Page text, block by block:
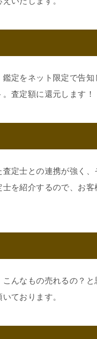
定をネット限定で告
査定額に還元します！
定士との連携が強く
を紹介するので、お
んなもの売れるの？
ております。